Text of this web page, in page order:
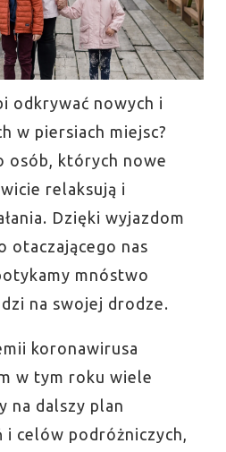
odkrywać nowych i
w piersiach miejsc?
osób, których nowe
relaksują i
Dzięki wyjazdom
otaczającego nas
mnóstwo
na swojej drodze.
koronawirusa
w tym roku wiele
na dalszy plan
i celów podróżniczych,